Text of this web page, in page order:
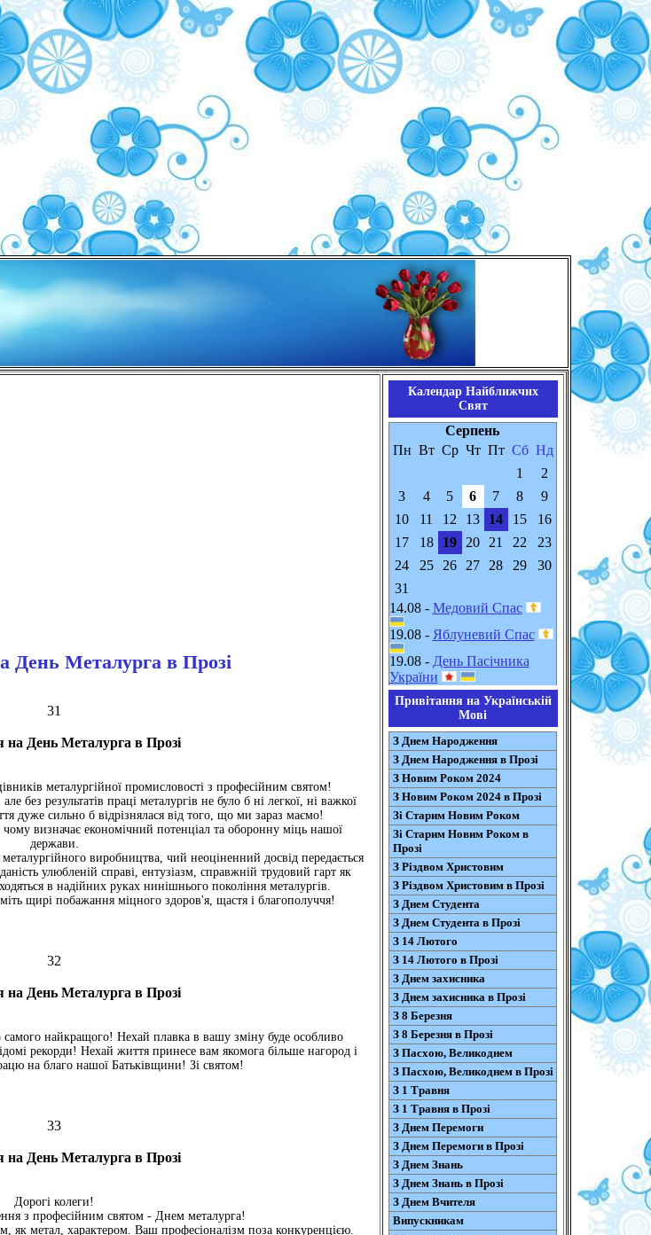
День Металурга в Прозі
31
на День Металурга в Прозі
металургійної промисловості з професійним святом!
без результатів праці металургів не було б ні легкої, ні важкої
дуже сильно б відрізнялася від того, що ми зараз маємо!
чому визначає економічний потенціал та оборонну міць нашої
держави.
виробництва, чий неоціненний досвід передається
улюбленій справі, ентузіазм, справжній трудовий гарт як
в надійних руках нинішнього покоління металургів.
щирі побажання міцного здоров'я, щастя і благополуччя!
32
на День Металурга в Прозі
найкращого! Нехай плавка в вашу зміну буде особливо
рекорди! Нехай життя принесе вам якомога більше нагород і
на благо нашої Батьківщини! Зі святом!
33
на День Металурга в Прозі
Дорогі колеги!
з професійним святом - Днем металурга!
як метал, характером. Ваш професіоналізм поза конкуренцією.
Календар Найближчих
Свят
Серпень
Пн Вт Ср Чт Пт Сб Нд
1
2
3
4 5 6 7 8
9
10
11 12 13 14 15
16
17
18 19 20 21 22
23
24
25 26 27 28 29
30
31
14.08 - Медовий Спас
19.08 - Яблуневий Спас
19.08 - День Пасічника
України
Привітання на Українській
Мові
З Днем Народження
З Днем Народження в Прозі
З Новим Роком 2024
З Новим Роком 2024 в Прозі
Зі Старим Новим Роком
Зі Старим Новим Роком в
Прозі
З Різдвом Христовим
З Різдвом Христовим в Прозі
З Днем Студента
З Днем Студента в Прозі
З 14 Лютого
З 14 Лютого в Прозі
З Днем захисника
З Днем захисника в Прозі
З 8 Березня
З 8 Березня в Прозі
З Пасхою, Великоднем
З Пасхою, Великоднем в Прозі
З 1 Травня
З 1 Травня в Прозі
З Днем Перемоги
З Днем Перемоги в Прозі
З Днем Знань
З Днем Знань в Прозі
З Днем Вчителя
Випускникам